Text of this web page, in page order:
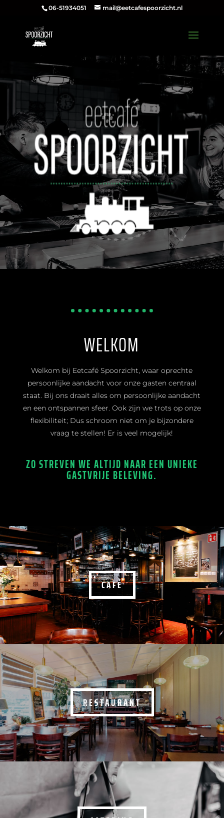
06-51934051 mail@eetcafespoorzicht.nl
WELKOM
Welkom bij Eetcafé Spoorzicht, waar oprechte
persoonlijke aandacht voor onze gasten centraal
staat. Bij ons draait alles om persoonlijke aandacht
en een ontspannen sfeer. Ook zijn we trots op onze
flexibiliteit; Dus schroom niet om je bijzondere
vraag te stellen! Er is veel mogelijk!
ZO STREVEN WE ALTIJD NAAR EEN UNIEKE
GASTVRIJE BELEVING.
CAFÉ
RESTAURANT
Zaterdag 25 juli It Koudumer
U bent welkom vanaf 17.00!